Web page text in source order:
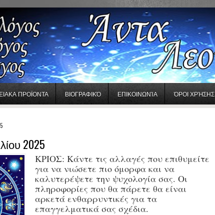
ΠΡΟΪΟΝΤΑ ΒΙΟΓΡΑΦΙΚΌ ΕΠΙΚΟΙΝΩΝΊΑ ΌΡΟΙ ΧΡΉΣΗΣ
2025
ΚΡΙΟΣ: Κάντε τις αλλαγές που επιθυμείτε
για να νιώσετε πιο όμορφα και να
καλυτερέψετε την ψυχολογία σας. Οι
πληροφορίες που θα πάρετε θα είναι
αρκετά ενθαρρυντικές για τα
επαγγελματικά σας σχέδια.